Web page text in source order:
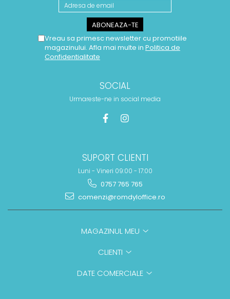
Vreau sa primesc newsletter cu promotiile
magazinului. Afla mai multe in Politica de
Confidentialitate
SOCIAL
Urmareste-ne in social media
SUPORT CLIENTI
Luni - Vineri 09:00 - 17:00
0757 765 765
comenzi@romdyloffice.ro
MAGAZINUL MEU
CLIENTI
DATE COMERCIALE